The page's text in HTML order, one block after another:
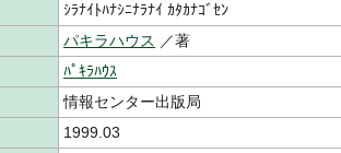
ｼﾗﾅｲﾄﾊﾅｼﾆﾅﾗﾅｲ ｶﾀｶﾅｺﾞｾﾝ
パキラハウス ／著
ﾊﾟｷﾗﾊｳｽ
情報センター出版局
1999.03